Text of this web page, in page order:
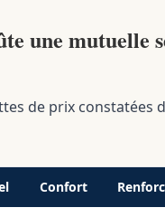
une mutuelle
de prix constatées
Confort